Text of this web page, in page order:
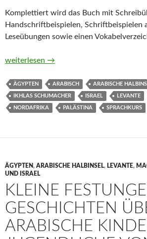
Komplettiert wird das Buch mit
Handschriftbeispielen, Schriftbeispielen
Leseübungen sowie einen
Einführung in die arabische Schrift von
weiterlesen →
ÄGYPTEN ARABISCH ARABISCHE
IKHLAS SCHUMACHER ISRAEL LEVANTE
NORDAFRIKA PALÄSTINA SPRACHKURS
ÄGYPTEN, ARABISCHE HALBINSEL, LEVANTE,
UND ISRAEL
KLEINE
GESCHICHTEN
ARABISCHE